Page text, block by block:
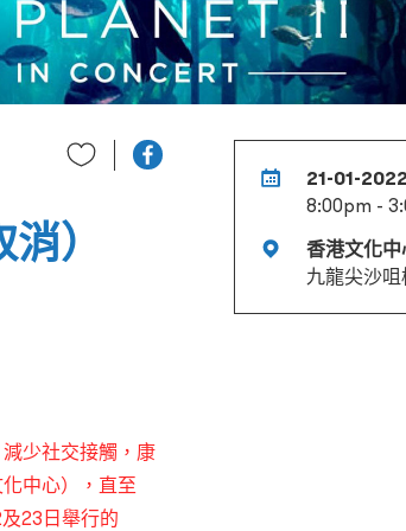
21-01-
8:00pm -
香港文化
九龍尖沙
）
少社交接觸，康
中心），直至
23日舉行的